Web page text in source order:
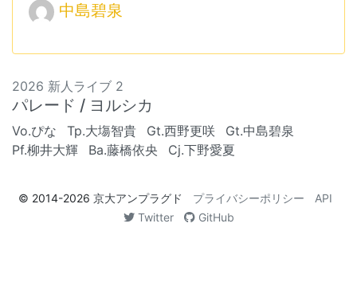
中島碧泉
2026 新人ライブ 2
パレード / ヨルシカ
Vo.ぴな Tp.大塲智貴 Gt.西野更咲
Gt.中島碧泉
Pf.柳井大輝
Ba.藤橋依央 Cj.下野愛夏
© 2014-2026 京大アンプラグド プライバシーポリシー
API
Twitter
GitHub